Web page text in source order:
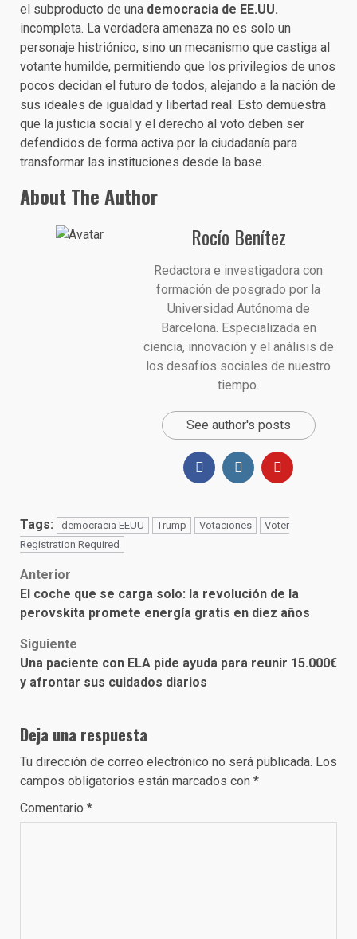
el subproducto de una democracia de EE.UU.
incompleta. La verdadera amenaza no es solo un
personaje histriónico, sino un mecanismo que castiga al
votante humilde, permitiendo que los privilegios de unos
pocos decidan el futuro de todos, alejando a la nación de
sus ideales de igualdad y libertad real. Esto demuestra
que la justicia social y el derecho al voto deben ser
defendidos de forma activa por la ciudadanía para
transformar las instituciones desde la base.
About The Author
Rocío Benítez
Redactora e investigadora con
formación de posgrado por la
Universidad Autónoma de
Barcelona. Especializada en
ciencia, innovación y el análisis de
los desafíos sociales de nuestro
tiempo.
See author's posts
Tags: democracia EEUU Trump Votaciones
Voter
Registration Required
Post
navigation
Anterior
El coche que se carga solo: la revolución de la
perovskita promete energía gratis en diez años
Siguiente
Una paciente con ELA pide ayuda para reunir 15.000€
y afrontar sus cuidados diarios
Deja una respuesta
Tu dirección de correo electrónico no será publicada. Los
campos obligatorios están marcados con *
Comentario *